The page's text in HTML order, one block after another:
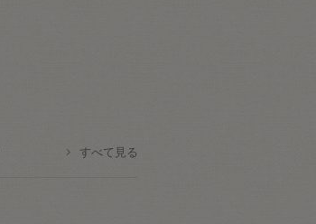
すべて見る